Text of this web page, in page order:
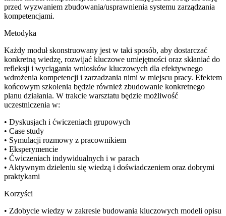
przed wyzwaniem zbudowania/usprawnienia systemu zarządzania
kompetencjami.
Metodyka
Każdy moduł skonstruowany jest w taki sposób, aby dostarczać
konkretną wiedzę, rozwijać kluczowe umiejętności oraz skłaniać do
refleksji i wyciągania wniosków kluczowych dla efektywnego
wdrożenia kompetencji i zarzadzania nimi w miejscu pracy. Efektem
końcowym szkolenia będzie również zbudowanie konkretnego
planu działania. W trakcie warsztatu będzie możliwość
uczestniczenia w:
• Dyskusjach i ćwiczeniach grupowych
• Case study
• Symulacji rozmowy z pracownikiem
• Eksperymencie
• Ćwiczeniach indywidualnych i w parach
• Aktywnym dzieleniu się wiedzą i doświadczeniem oraz dobrymi
praktykami
Korzyści
• Zdobycie wiedzy w zakresie budowania kluczowych modeli opisu